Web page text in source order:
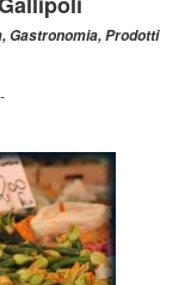
Gastronomia, Prodotti